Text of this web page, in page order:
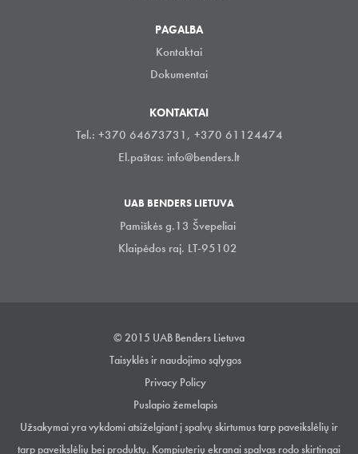
PAGALBA
Kontaktai
Dokumentai
KONTAKTAI
Tel.: +370 64673731, +370 61124474
El.paštas: info@benders.lt
UAB BENDERS LIETUVA
Pamiškės g.13 Švepeliai
Klaipėdos raj. LT-95102
© 2015 UAB Benders Lietuva
Taisyklės ir naudojimo sąlygos
Privacy Policy
Puslapio žemelapis
Užsakymai yra vykdomi atsiželgiant į spalvų skirtumus tarp paveikslėlių ir
tarp paveikslėlių bei produktų. Kompiuterių ekranai spalvas rodo skirtingai